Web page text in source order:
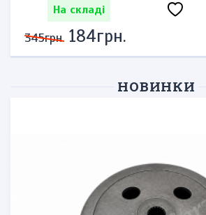
На складі
345грн. 184грн.
НОВИНКИ